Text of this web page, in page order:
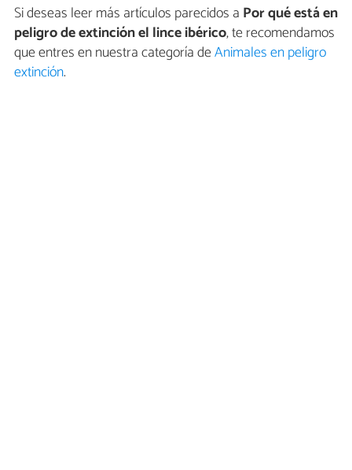
Si deseas leer más artículos parecidos a Por qué está en
peligro de extinción el lince ibérico, te recomendamos
que entres en nuestra categoría deAnimales en peligro
extinción.